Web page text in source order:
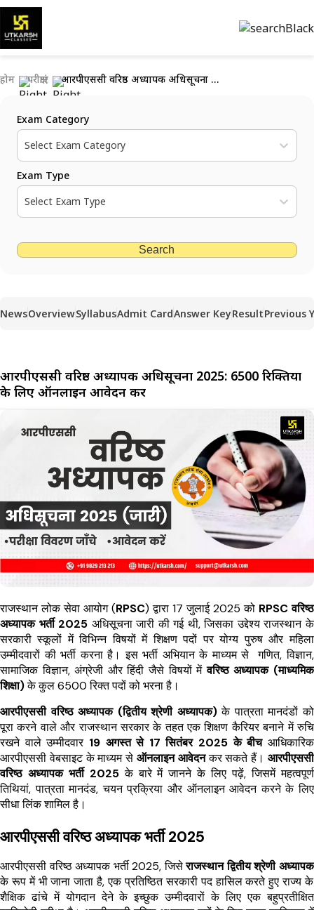
होम परीक्षाएं आरपीएससी वरिष्ठ अध्यापक अधिसूचना 2025: 6500 रिक्तियों के लिए ऑनलाइन आवेदन करें
Exam Category
Select Exam Category
Exam Type
Select Exam Type
Search
NewsOverviewSyllabusAdmit CardAnswer KeyResultPrevious
आरपीएससी वरिष्ठ अध्यापक अधिसूचना 2025: 6500 रिक्तियों
के लिए ऑनलाइन आवेदन करें
राजस्थान लोक सेवा आयोग (RPSC) द्वारा 17 जुलाई 2025 को RPSC वरिष्ठ
अध्यापक भर्ती 2025 अधिसूचना जारी की गई थी, जिसका उद्देश्य राजस्थान के
सरकारी स्कूलों में विभिन्न विषयों में शिक्षण पदों पर योग्य पुरुष और महिला
उम्मीदवारों की भर्ती करना है। इस भर्ती अभियान के माध्यम से गणित, विज्ञान,
सामाजिक विज्ञान, अंग्रेजी और हिंदी जैसे विषयों मेंवरिष्ठ अध्यापक (माध्यमिक
शिक्षा)के कुल 6500 रिक्त पदों को भरना है।
आरपीएससी वरिष्ठ अध्यापक (द्वितीय श्रेणी अध्यापक)के पात्रता मानदंडों को
पूरा करने वाले और राजस्थान सरकार के तहत एक शिक्षण कैरियर बनाने में रुचि
रखने वाले उम्मीदवार 19 अगस्त से 17 सितंबर 2025 के बीचआधिकारिक
आरपीएससी वेबसाइट के माध्यम से ऑनलाइन आवेदनकर सकते हैं। आरपीएससी
वरिष्ठ अध्यापक भर्ती 2025के बारे में जानने के लिए पढ़ें, जिसमें महत्वपूर्ण
तिथियां, पात्रता मानदंड, चयन प्रक्रिया और ऑनलाइन आवेदन करने के लिए
सीधा लिंक शामिल है।
आरपीएससी वरिष्ठ अध्यापक भर्ती 2025
आरपीएससी वरिष्ठ अध्यापक भर्ती 2025, जिसेराजस्थान द्वितीय श्रेणी अध्यापक
के रूप में भी जाना जाता है, एक प्रतिष्ठित सरकारी पद हासिल करते हुए राज्य के
शैक्षिक ढांचे में योगदान देने के इच्छुक उम्मीदवारों के लिए एक बहुप्रतीक्षित